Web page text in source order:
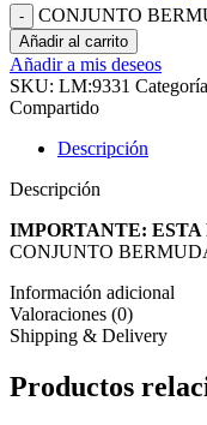
CONJUNTO
Añadir al carrito
Añadir a mis deseos
SKU: LM:9331
Compartido
Descripción
Descripción
IMPORTANTE:
CONJUNTO
Información adicional
Valoraciones (0)
Shipping & Delivery
Productos